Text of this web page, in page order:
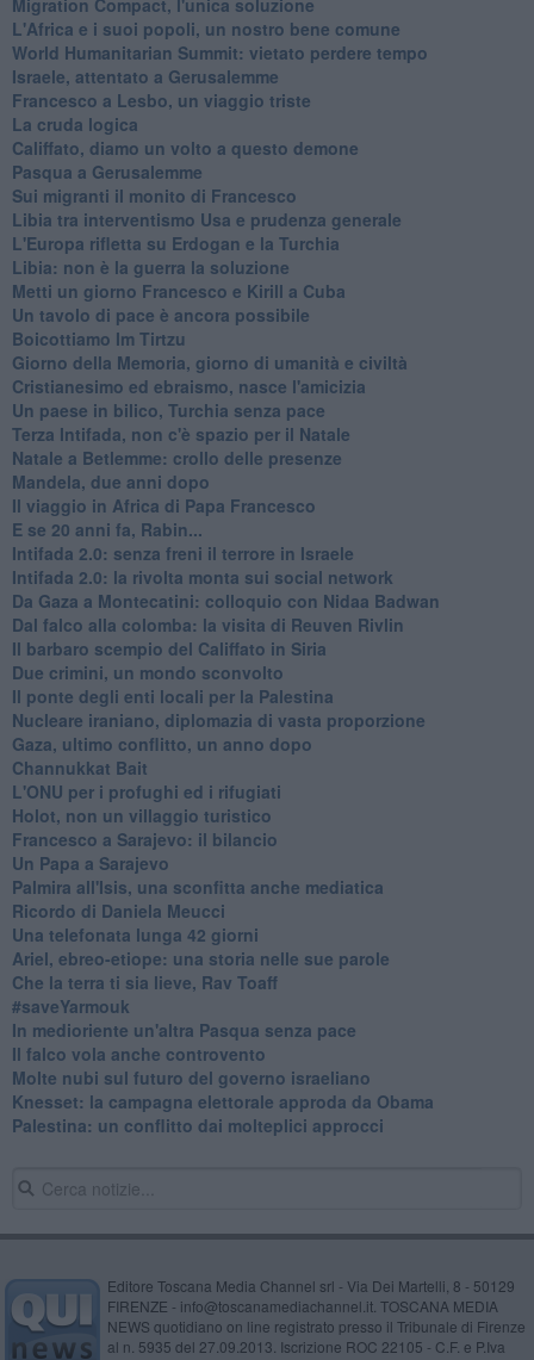
L'Africa e i suoi popoli, un nostro bene comune
World Humanitarian Summit: vietato perdere tempo
Israele, attentato a Gerusalemme
Francesco a Lesbo, un viaggio triste
La cruda logica
Califfato, diamo un volto a questo demone
Pasqua a Gerusalemme
Sui migranti il monito di Francesco
Libia tra interventismo Usa e prudenza generale
L'Europa rifletta su Erdogan e la Turchia
Libia: non è la guerra la soluzione
Metti un giorno Francesco e Kirill a Cuba
Un tavolo di pace è ancora possibile
Boicottiamo Im Tirtzu
Giorno della Memoria, giorno di umanità e civiltà
Cristianesimo ed ebraismo, nasce l'amicizia
Un paese in bilico, Turchia senza pace
Terza Intifada, non c'è spazio per il Natale
Natale a Betlemme: crollo delle presenze
Mandela, due anni dopo
Il viaggio in Africa di Papa Francesco
E se 20 anni fa, Rabin...
Intifada 2.0: senza freni il terrore in Israele
Intifada 2.0: la rivolta monta sui social network
Da Gaza a Montecatini: colloquio con Nidaa Badwan
Dal falco alla colomba: la visita di Reuven Rivlin
Il barbaro scempio del Califfato in Siria
Due crimini, un mondo sconvolto
Il ponte degli enti locali per la Palestina
Nucleare iraniano, diplomazia di vasta proporzione
Gaza, ultimo conflitto, un anno dopo
Channukkat Bait
L'ONU per i profughi ed i rifugiati
Holot, non un villaggio turistico
Francesco a Sarajevo: il bilancio
Un Papa a Sarajevo
Palmira all'Isis, una sconfitta anche mediatica
Ricordo di Daniela Meucci
​Una telefonata lunga 42 giorni
​Ariel, ebreo-etiope: una storia nelle sue parole
Che la terra ti sia lieve, Rav Toaff
​#saveYarmouk
​In medioriente un'altra Pasqua senza pace
​Il falco vola anche controvento
Molte nubi sul futuro del governo israeliano
Knesset: la campagna elettorale approda da Obama
Palestina: un conflitto dai molteplici approcci
Editore Toscana Media Channel srl - Via Dei Martelli, 8 - 50129
FIRENZE - info@toscanamediachannel.it. TOSCANA MEDIA
NEWS quotidiano on line registrato presso il Tribunale di Firenze
al n. 5935 del 27.09.2013. Iscrizione ROC 22105 - C.F. e P.Iva